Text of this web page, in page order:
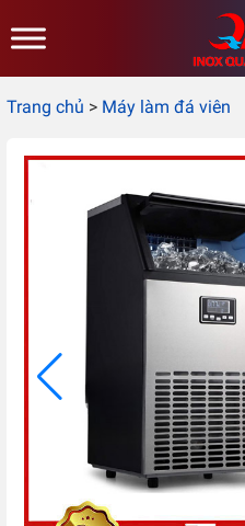
Trang chủ > Máy làm đá viên